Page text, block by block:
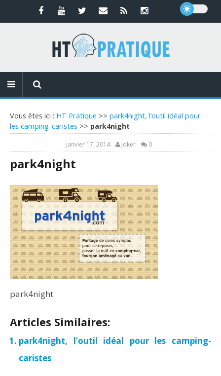
Vous êtes ici : HT Pratique >> park4night, l’outil idéal pour
les camping-caristes >> park4night
janvier 17, 2014 Joker 0
park4night
park4night
Articles Similaires:
park4night, l’outil idéal pour les camping-
caristes